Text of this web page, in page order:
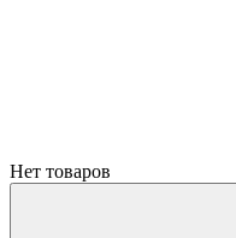
Нет товаров